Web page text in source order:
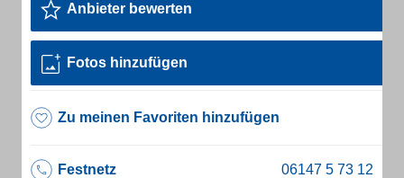
Anbieter bewerten
Fotos hinzufügen
Zu meinen Favoriten hinzufügen
Festnetz